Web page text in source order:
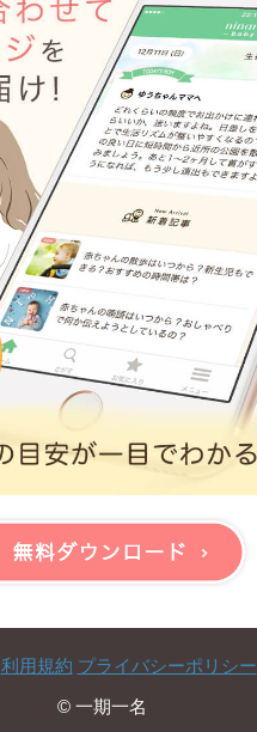
利用規約 プライバシーポリシー
© 一期一名